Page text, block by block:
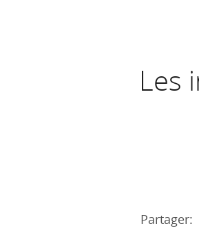
Les
Partager: